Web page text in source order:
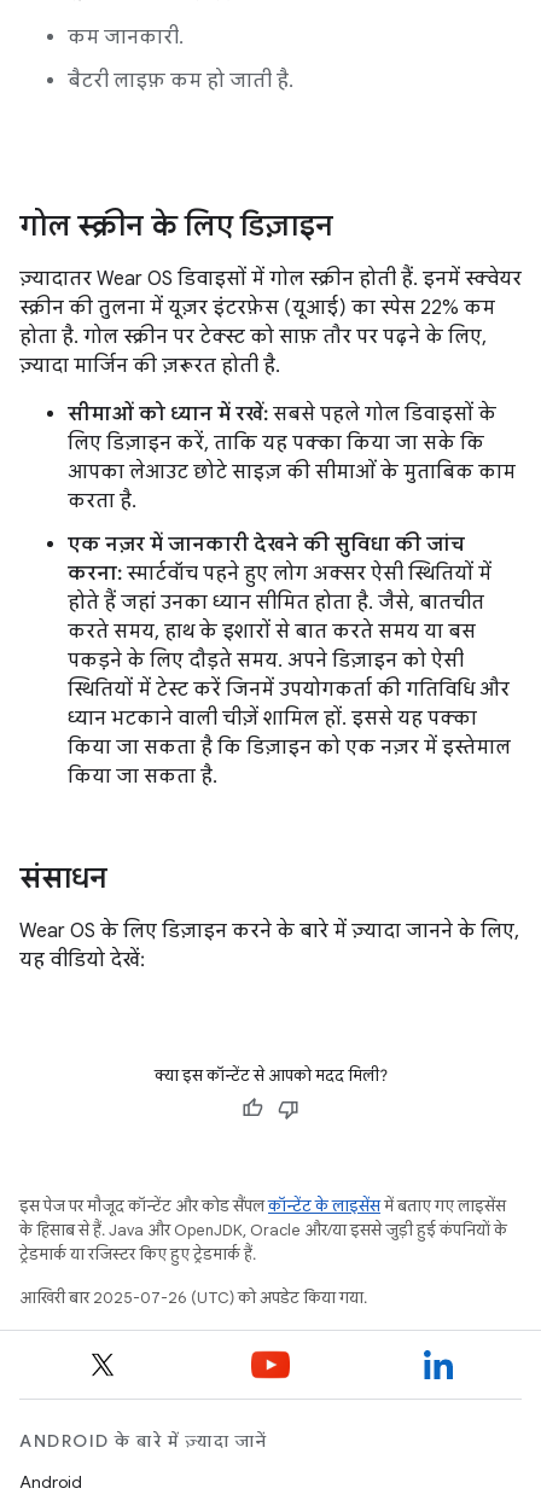
कम जानकारी.
बैटरी लाइफ़ कम हो जाती है.
गोल स्क्रीन के लिए डिज़ाइन
ज़्यादातर Wear OS डिवाइसों में गोल स्क्रीन होती हैं. इनमें स्क्वेयर
स्क्रीन की तुलना में यूज़र इंटरफ़ेस (यूआई) का स्पेस 22% कम
होता है. गोल स्क्रीन पर टेक्स्ट को साफ़ तौर पर पढ़ने के लिए,
ज़्यादा मार्जिन की ज़रूरत होती है.
सीमाओं को ध्यान में रखें: सबसे पहले गोल डिवाइसों के
लिए डिज़ाइन करें, ताकि यह पक्का किया जा सके कि
आपका लेआउट छोटे साइज़ की सीमाओं के मुताबिक काम
करता है.
एक नज़र में जानकारी देखने की सुविधा की जांच
करना: स्मार्टवॉच पहने हुए लोग अक्सर ऐसी स्थितियों में
होते हैं जहां उनका ध्यान सीमित होता है. जैसे, बातचीत
करते समय, हाथ के इशारों से बात करते समय या बस
पकड़ने के लिए दौड़ते समय. अपने डिज़ाइन को ऐसी
स्थितियों में टेस्ट करें जिनमें उपयोगकर्ता की गतिविधि और
ध्यान भटकाने वाली चीज़ें शामिल हों. इससे यह पक्का
किया जा सकता है कि डिज़ाइन को एक नज़र में इस्तेमाल
किया जा सकता है.
संसाधन
Wear OS के लिए डिज़ाइन करने के बारे में ज़्यादा जानने के लिए,
यह वीडियो देखें:
क्या इस कॉन्टेंट से आपको मदद मिली?
इस पेज पर मौजूद कॉन्टेंट और कोड सैंपलकॉन्टेंट के लाइसेंसमें बताए गए लाइसेंस
के हिसाब से हैं. Java और OpenJDK, Oracle और/या इससे जुड़ी हुई कंपनियों के
ट्रेडमार्क या रजिस्टर किए हुए ट्रेडमार्क हैं.
आखिरी बार 2025-07-26 (UTC) को अपडेट किया गया.
ANDROID के बारे में ज़्यादा जानें
Android